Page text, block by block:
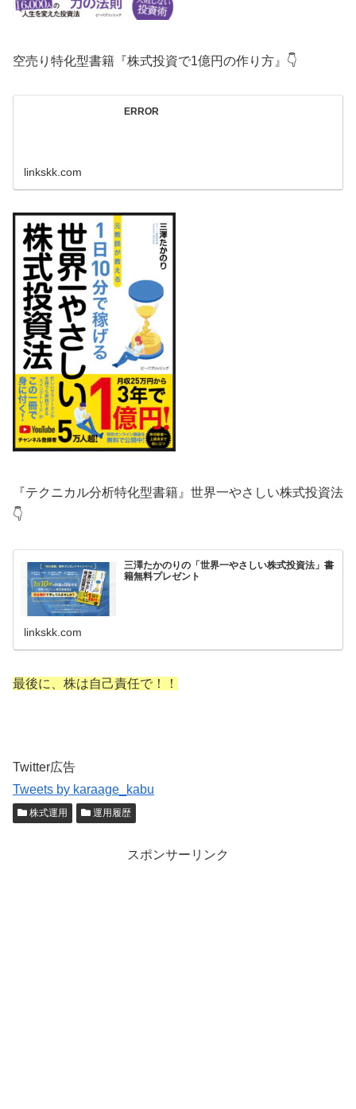
空売り特化型書籍『株式投資で1億円の作り方』👇
ERROR
linkskk.com
『テクニカル分析特化型書籍』世界一やさしい株式投資法
👇
三澤たかのりの「世界一やさしい株式投資法」書
籍無料プレゼント
linkskk.com
最後に、株は自己責任で！！
Twitter広告
Tweets by karaage_kabu
株式運用 運用履歴
スポンサーリンク